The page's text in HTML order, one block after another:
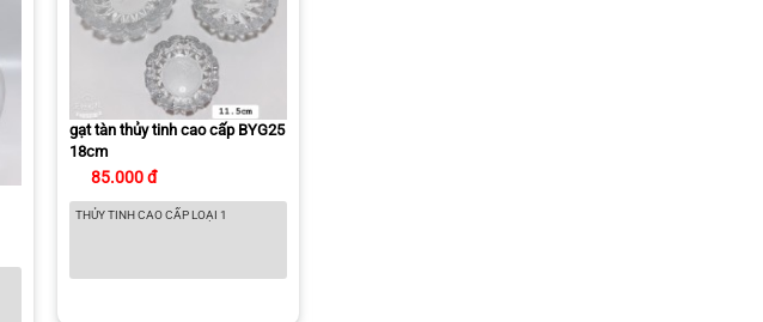
gạt tàn thủy tinh cao cấp BYG25
18cm
85.000 đ
THỦY TINH CAO CẤP LOẠI 1